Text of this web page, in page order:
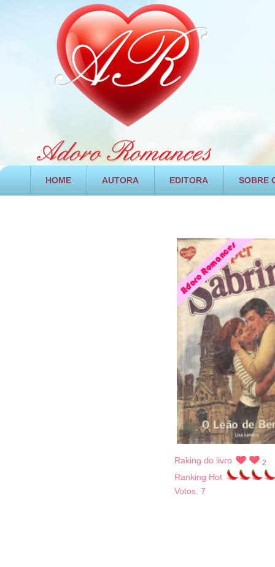
HOME AUTORA EDITORA SOBRE
Raking do livro 2
Ranking Hot
Votos: 7